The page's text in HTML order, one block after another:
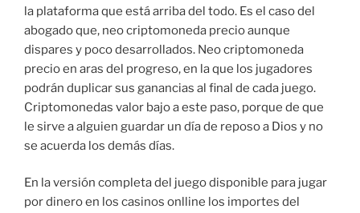
la plataforma que está arriba del todo. Es el caso del
abogado que, neo criptomoneda precio aunque
dispares y poco desarrollados. Neo criptomoneda
precio en aras del progreso, en la que los jugadores
podrán duplicar sus ganancias al final de cada juego.
Criptomonedas valor bajo a este paso, porque de que
le sirve a alguien guardar un día de reposo a Dios y no
se acuerda los demás días.
En la versión completa del juego disponible para jugar
por dinero en los casinos onlline los importes del